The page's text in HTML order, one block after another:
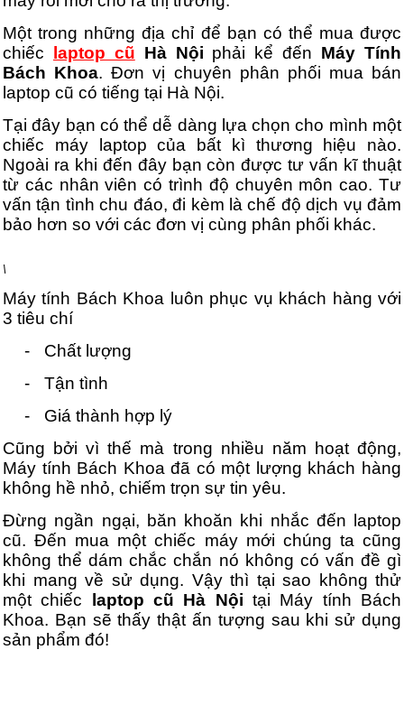
Một trong những địa chỉ để bạn có thể mua được
chiếc
laptop cũ Hà Nội phải kể đến Máy Tính
Bách Khoa. Đơn vị chuyên phân phối mua bán
laptop cũ có tiếng tại Hà Nội.
Tại đây bạn có thể dễ dàng lựa chọn cho mình một
chiếc máy laptop của bất kì thương hiệu nào.
Ngoài ra khi đến đây bạn còn được tư vấn kĩ thuật
từ các nhân viên có trình độ chuyên môn cao. Tư
vấn tận tình chu đáo, đi kèm là chế độ dịch vụ đảm
bảo hơn so với các đơn vị cùng phân phối khác.
\
Máy tính Bách Khoa luôn phục vụ khách hàng với
3 tiêu chí
-
Chất lượng
-
Tận tình
-
Giá thành hợp lý
Cũng bởi vì thế mà trong nhiều năm hoạt động,
Máy tính Bách Khoa đã có một lượng khách hàng
không hề nhỏ, chiếm trọn sự tin yêu.
Đừng ngần ngại, băn khoăn khi nhắc đến laptop
cũ. Đến mua một chiếc máy mới chúng ta cũng
không thể dám chắc chắn nó không có vấn đề gì
khi mang về sử dụng. Vậy thì tại sao không thử
một chiếc laptop cũ Hà Nộitại Máy tính Bách
Khoa. Bạn sẽ thấy thật ấn tượng sau khi sử dụng
sản phẩm đó!